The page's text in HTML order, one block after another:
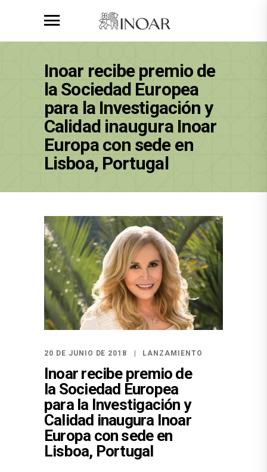
Inoar recibe premio de
la Sociedad Europea
para la Investigación y
Calidad inaugura Inoar
Europa con sede en
Lisboa, Portugal
20 DE JUNIO DE 2018 LANZAMIENTO
Inoar recibe premio de
la Sociedad Europea
para la Investigación y
Calidad inaugura Inoar
Europa con sede en
Lisboa, Portugal